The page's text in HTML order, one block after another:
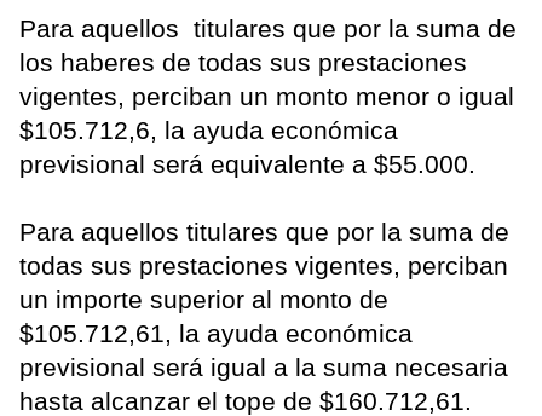
Para aquellos titulares que por la suma de
los haberes de todas sus prestaciones
vigentes, perciban un monto menor o igual
$105.712,6, la ayuda económica
previsional será equivalente a $55.000.
Para aquellos titulares que por la suma de
todas sus prestaciones vigentes, perciban
un importe superior al monto de
$105.712,61, la ayuda económica
previsional será igual a la suma necesaria
hasta alcanzar el tope de $160.712,61.